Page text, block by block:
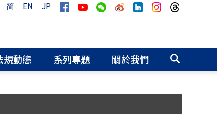
简 EN JP
規動態 系列專題 關於我們